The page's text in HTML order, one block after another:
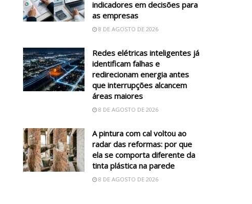
indicadores em decisões para
as empresas
8 DE AGOSTO DE 2026
Redes elétricas inteligentes já
identificam falhas e
redirecionam energia antes
que interrupções alcancem
áreas maiores
8 DE AGOSTO DE 2026
A pintura com cal voltou ao
radar das reformas: por que
ela se comporta diferente da
tinta plástica na parede
8 DE AGOSTO DE 2026